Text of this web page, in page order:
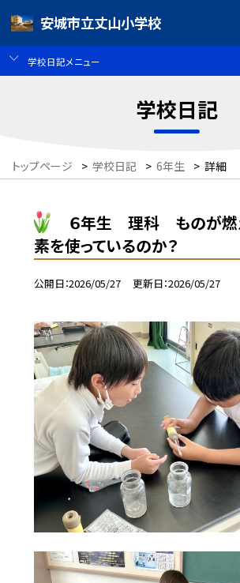
安城市立丈山小学校
学校日記メニュー
学校日記
トップページ > 学校日記 > 6年生 > 詳細
６年生 理科 ものが燃
素を使っているのか？
公開日 2026/05/27 更新日 2026/05/27